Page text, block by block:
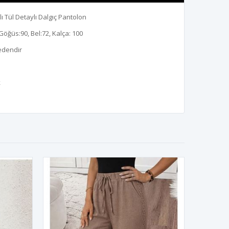
Tül Detaylı Dalgıç Pantolon
Bel:72, Kalça: 100